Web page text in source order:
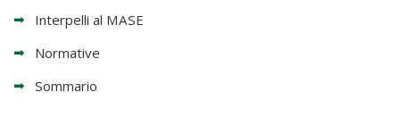
Interpelli al MASE
Normative
Sommario